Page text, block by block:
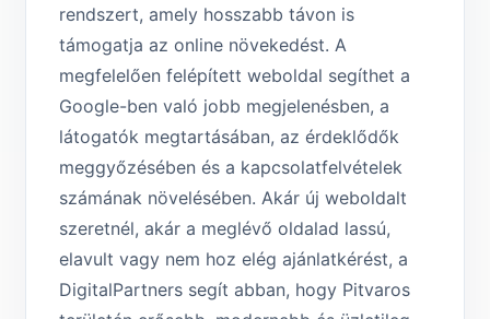
rendszert, amely hosszabb távon is
támogatja az online növekedést. A
megfelelően felépített weboldal segíthet a
Google-ben való jobb megjelenésben, a
látogatók megtartásában, az érdeklődők
meggyőzésében és a kapcsolatfelvételek
számának növelésében. Akár új weboldalt
szeretnél, akár a meglévő oldalad lassú,
elavult vagy nem hoz elég ajánlatkérést, a
DigitalPartners segít abban, hogy Pitvaros